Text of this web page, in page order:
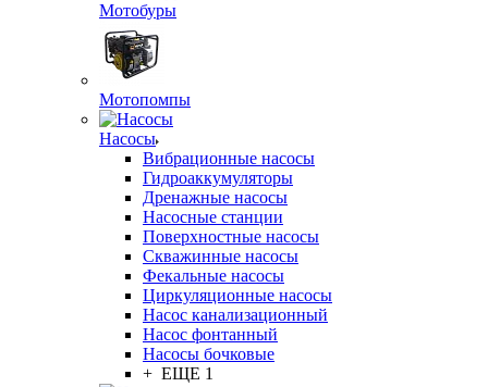
Мотобуры
Мотопомпы
Насосы
Вибрационные насосы
Гидроаккумуляторы
Дренажные насосы
Насосные станции
Поверхностные насосы
Скважинные насосы
Фекальные насосы
Циркуляционные насосы
Насос канализационный
Насос фонтанный
Насосы бочковые
+ ЕЩЕ 1